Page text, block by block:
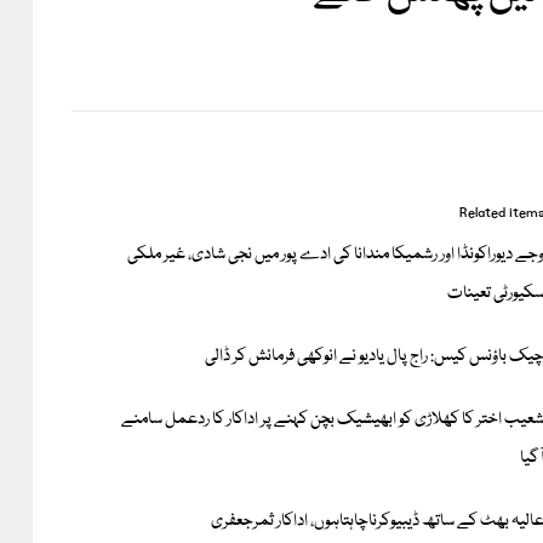
Related items
وجے دیوراکونڈا اور رشمیکا مندانا کی ادے پور میں نجی شادی، غیر ملکی
سکیورٹی تعینات
چیک باؤنس کیس: راج پال یادیو نے انوکھی فرمائش کر ڈالی
شعیب اختر کا کھلاڑی کو ابھیشیک بچن کہنے پر اداکار کا ردعمل سامنے
آگیا
عالیہ بھٹ کے ساتھ ڈیبیوکرناچاہتاہوں، اداکار ثمرجعفری